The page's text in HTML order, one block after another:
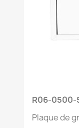
R06-0500-
Plaque de